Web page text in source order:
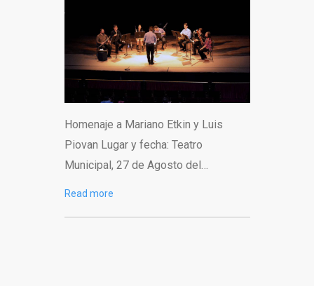
Homenaje a Mariano Etkin y Luis
Piovan Lugar y fecha: Teatro
Municipal, 27 de Agosto del…
Read more